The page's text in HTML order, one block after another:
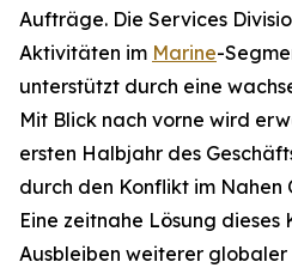
Aufträge. Die Services
Aktivitäten im Marine-
unterstützt durch eine
Mit Blick nach vorne wird
ersten Halbjahr des
durch den Konflikt im Nahen
Eine zeitnahe Lösung dieses
Ausbleiben weiterer